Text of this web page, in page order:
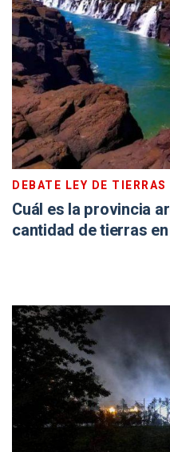
DEBATE LEY DE TIERRAS
Cuál es la provincia
cantidad de tierras